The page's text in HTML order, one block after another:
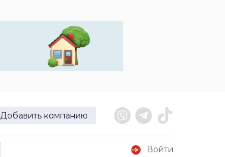
Добавить компанию
Войти